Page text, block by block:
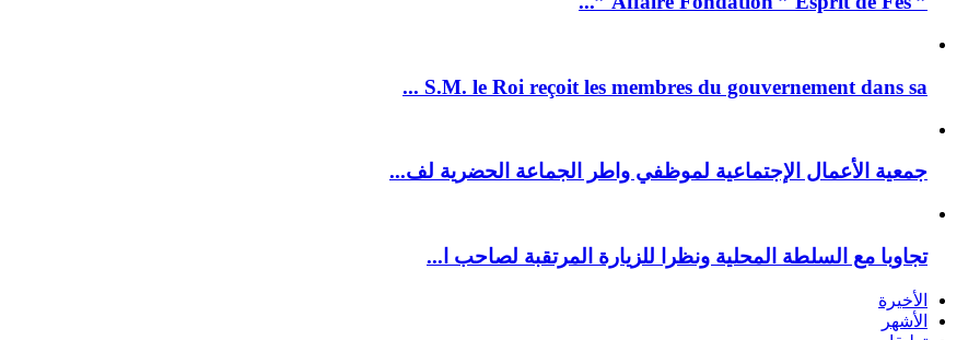
S.M. le Roi reçoit les membres du gouvernement dans sa ...
جمعية الأعمال الإجتماعية لموظفي واطر الجماعة الحضرية لف...
تجاوبا مع السلطة المحلية ونظرا للزيارة المرتقبة لصاحب ا...
الأخيرة
الأشهر